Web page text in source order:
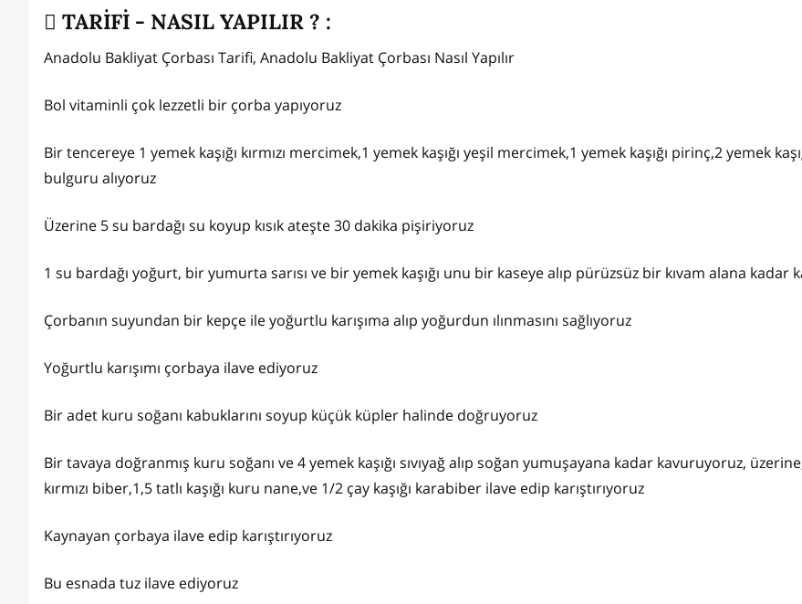
TARİFİ - NASIL YAPILIR ? :
Anadolu Bakliyat Çorbası Tarifi, Anadolu Bakliyat Çorbası Nasıl Yapılır
Bol vitaminli çok lezzetli bir çorba yapıyoruz
Bir tencereye 1 yemek kaşığı kırmızı mercimek,1 yemek kaşığı yeşil mercimek,1 yemek kaşığı pirinç,2 yemek
bulguru alıyoruz
Üzerine 5 su bardağı su koyup kısık ateşte 30 dakika pişiriyoruz
1 su bardağı yoğurt, bir yumurta sarısı ve bir yemek kaşığı unu bir kaseye alıp pürüzsüz bir kıvam alana kadar
Çorbanın suyundan bir kepçe ile yoğurtlu karışıma alıp yoğurdun ılınmasını sağlıyoruz
Yoğurtlu karışımı çorbaya ilave ediyoruz
Bir adet kuru soğanı kabuklarını soyup küçük küpler halinde doğruyoruz
Bir tavaya doğranmış kuru soğanı ve 4 yemek kaşığı sıvıyağ alıp soğan yumuşayana kadar kavuruyoruz,
kırmızı biber,1,5 tatlı kaşığı kuru nane,ve 1/2 çay kaşığı karabiber ilave edip karıştırıyoruz
Kaynayan çorbaya ilave edip karıştırıyoruz
Bu esnada tuz ilave ediyoruz